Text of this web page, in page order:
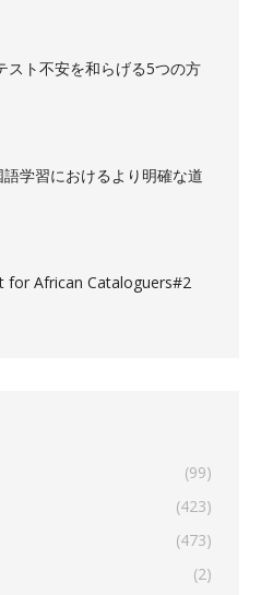
スト不安を和らげる5つの方
学習におけるより明確な道
for African Cataloguers#2
(99)
(423)
(473)
(2)